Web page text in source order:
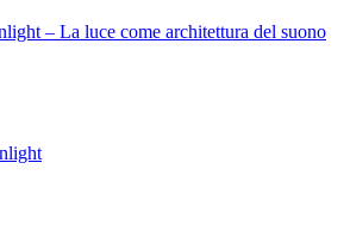
– La luce come architettura del suono